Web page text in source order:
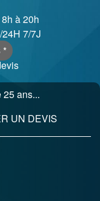
à 20h
7/7J
*
ans...
UN DEVIS